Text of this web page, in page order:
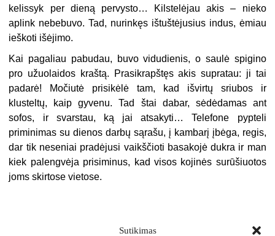
Sutikimas
kelissyk per dieną pervysto… Kilstelėjau akis – nieko
aplink nebebuvo. Tad, nurinkęs ištuštėjusius indus, ėmiau
ieškoti išėjimo.
Kai pagaliau pabudau, buvo vidudienis, o saulė spigino
pro užuolaidos kraštą. Prasikrapštęs akis supratau: ji tai
padarė! Močiutė prisikėlė tam, kad išvirtų sriubos ir
klusteltų, kaip gyvenu. Tad štai dabar, sėdėdamas ant
sofos, ir svarstau, ką jai atsakyti… Telefone pypteli
priminimas su dienos darbų sąrašu, į kambarį įbėga, regis,
dar tik neseniai pradėjusi vaikščioti basakojė dukra ir man
kiek palengvėja prisiminus, kad visos kojinės surūšiuotos
joms skirtose vietose.